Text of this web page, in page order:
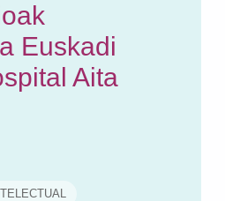
Euskadi
Aita